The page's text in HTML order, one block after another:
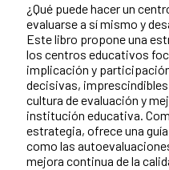
¿Qué puede hacer un
evaluarse a sí mismo y
Este libro propone una
los centros educativos
implicación y
decisivas,
cultura de evaluación y
institución educativa.
estrategia, ofrece una
como las
mejora continua de la